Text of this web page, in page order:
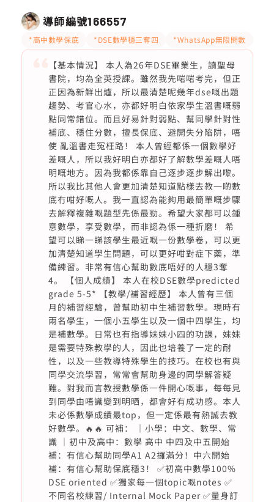
導師編號166557
*高中數學保底 *DSE數學穩三奪四 *WhatsApp無限問數
【基本情況】 本人為26年DSE畢業生，讀聖母
書院，均為全英授課。雖然我先啱啱考完，但正
正因為新鮮出爐，所以最清楚呢幾年dse嘅出題
趨勢、考官心水，亦都好明白依家學生溫書嘅弱
點同常錯位。而且好易針對弱點、幫同學針對性
補底、穩住分數，擅長保底、避開失分陷阱，唔
使 亂溫書走冤枉路！ 本人曾經都係一個數學好
差嘅人，所以我好明白亦都好了解數學差嘅人唔
明嘅地方。因為我都係靠自己逐步逐步解出嚟。
所以我比其他人會更加清楚知道點樣去教一啲數
底冇咁好嘅人。我一直認為能夠用最簡單嘅步驟
去解釋複雜嘅題型先係最勁。希望大家都可以鍾
意數學，享受數學，而非認為係一種折磨！ 希
望可以睇一睇該學生最近嘅一份數學卷，可以更
加清楚知道學生問題，可以更好咁對症下藥，準
備練習。非常有信心幫助數底唔好的人穩3奪
4。 【個人成績】 本人在校DSE數學predicted
grade 5-5* 【教學/補習經歷】 本人曾有三個
月的補習經驗，曾幫助初中生補習數學。現時有
兩名學生，一個小五學生以及一個中四學生，均
是補數學。日常也有指導妹妹小四的功課，妹妹
是需要特殊教學的人，因此也培養了一定的耐
性，以及一些教導特殊學生的技巧。在校也有與
同學交流學習，常常會幫助身邊的同學解答疑
難。對我而言教授數學係一件開心嘅事，每每見
到同學由唔識變到明晒，都會好有成功感。本人
未必係數學成績最top，但一定係最有熱誠去教
好數學。🔥🔥 可補： ｜小學：中文、數學、常
識 ｜初中及高中：數學 高中 中四及中五開始
補：有信心幫助同學A1 A2攞滿分！中六開始
補：有信心幫助保底穩3！ ✅初高中數學100%
DSE oriented ✅獨家每一個topic嘅notes ✅
不同名校練習/ Internal Mock Paper ✅量身訂